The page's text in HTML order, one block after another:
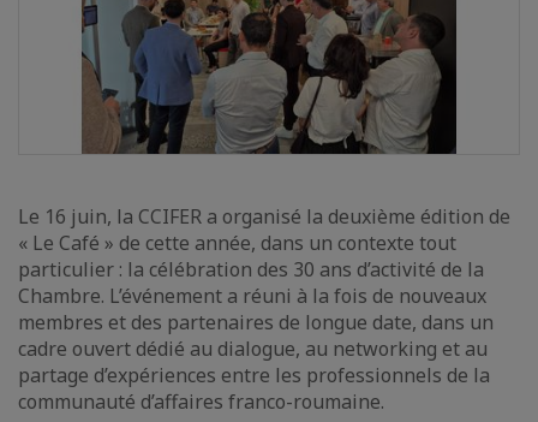
Le 16 juin, la CCIFER a organisé la deuxième édition de
« Le Café » de cette année, dans un contexte tout
particulier : la célébration des 30 ans d’activité de la
Chambre. L’événement a réuni à la fois de nouveaux
membres et des partenaires de longue date, dans un
cadre ouvert dédié au dialogue, au networking et au
partage d’expériences entre les professionnels de la
communauté d’affaires franco-roumaine.